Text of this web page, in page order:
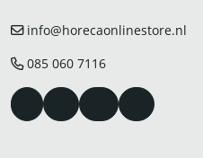
info@horecaonlinestore.nl
085 060 7116